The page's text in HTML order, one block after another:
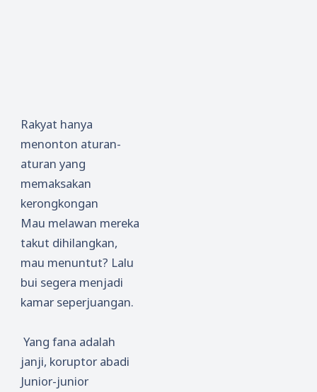
Rakyat hanya
menonton aturan-
aturan yang
memaksakan
kerongkongan
Mau melawan mereka
takut dihilangkan,
mau menuntut? Lalu
bui segera menjadi
kamar seperjuangan.
Yang fana adalah
janji, koruptor abadi
Junior-junior